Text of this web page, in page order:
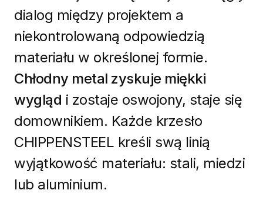
dialog między projektem a
niekontrolowaną odpowiedzią
materiału w określonej formie.
Chłodny metal zyskuje miękki
wygląd i zostaje oswojony, staje się
domownikiem. Każde krzesło
CHIPPENSTEEL kreśli swą linią
wyjątkowość materiału: stali, miedzi
lub aluminium.